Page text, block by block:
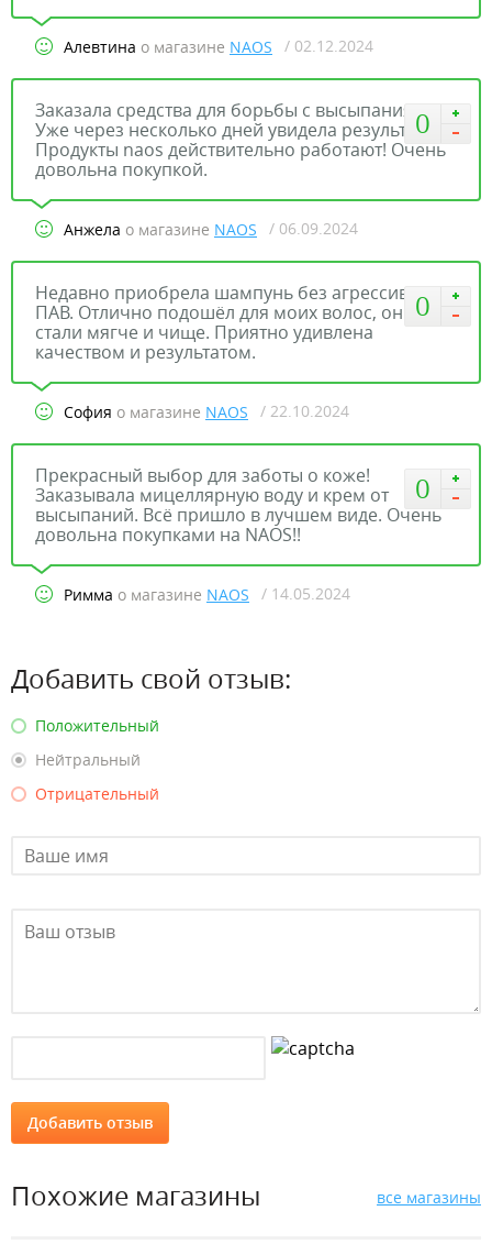
Алевтина о магазине NAOS / 02.12.2024
0
Заказала средства для борьбы с высыпаниями.
Уже через несколько дней увидела результат.
Продукты naos действительно работают! Очень
довольна покупкой.
Анжела о магазине NAOS / 06.09.2024
0
Недавно приобрела шампунь без агрессивных
ПАВ. Отлично подошёл для моих волос, они
стали мягче и чище. Приятно удивлена
качеством и результатом.
София о магазине NAOS / 22.10.2024
0
Прекрасный выбор для заботы о коже!
Заказывала мицеллярную воду и крем от
высыпаний. Всё пришло в лучшем виде. Очень
довольна покупками на NAOS!!
Римма о магазине NAOS / 14.05.2024
Добавить свой отзыв:
Положительный
Нейтральный
Отрицательный
Похожие магазины все магазины